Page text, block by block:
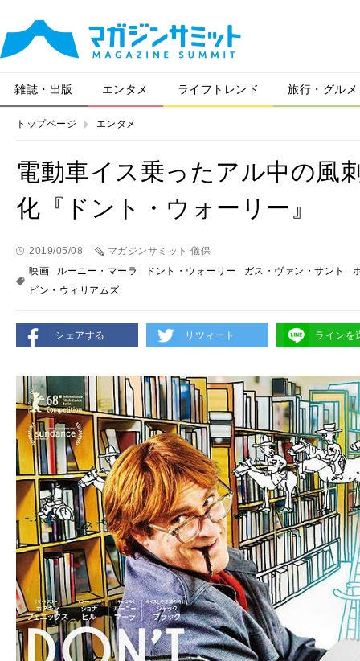
雑誌・出版 エンタメ ライフトレンド 旅行・グルメ
トップページ エンタメ
電動車イス乗ったアル中の風
化『ドント・ウォーリー』
2019/05/08
マガジンサミット 儀保
映画
ルーニー・マーラ ドント・ウォーリー ガス・ヴァン・サント
ビン・ウィリアムズ
シェアする リツィート ラインを